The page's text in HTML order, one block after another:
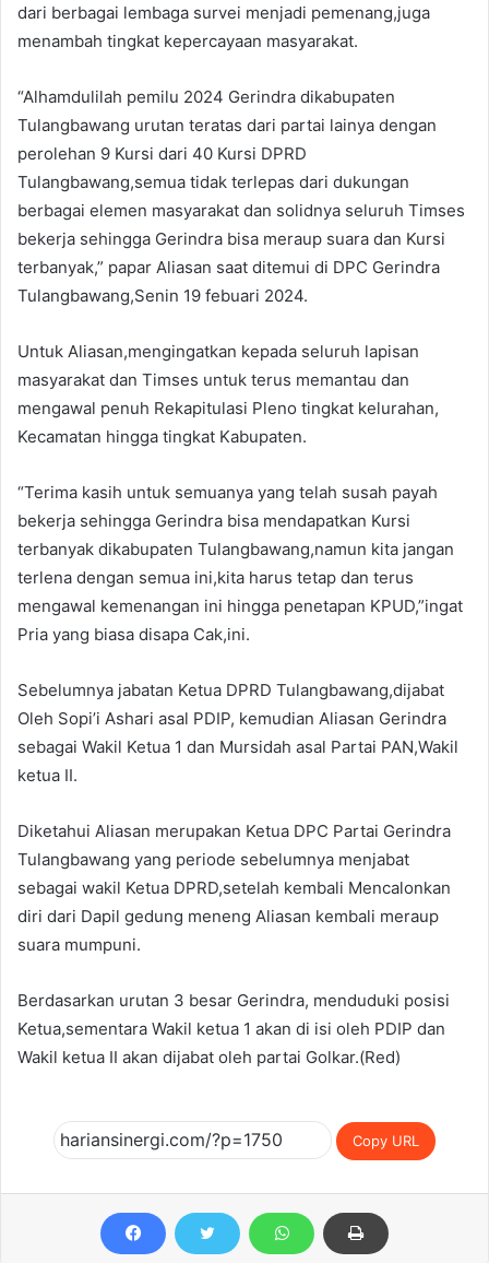
dari berbagai lembaga survei menjadi pemenang,juga
menambah tingkat kepercayaan masyarakat.
“Alhamdulilah pemilu 2024 Gerindra dikabupaten
Tulangbawang urutan teratas dari partai lainya dengan
perolehan 9 Kursi dari 40 Kursi DPRD
Tulangbawang,semua tidak terlepas dari dukungan
berbagai elemen masyarakat dan solidnya seluruh Timses
bekerja sehingga Gerindra bisa meraup suara dan Kursi
terbanyak,” papar Aliasan saat ditemui di DPC Gerindra
Tulangbawang,Senin 19 febuari 2024.
Untuk Aliasan,mengingatkan kepada seluruh lapisan
masyarakat dan Timses untuk terus memantau dan
mengawal penuh Rekapitulasi Pleno tingkat kelurahan,
Kecamatan hingga tingkat Kabupaten.
“Terima kasih untuk semuanya yang telah susah payah
bekerja sehingga Gerindra bisa mendapatkan Kursi
terbanyak dikabupaten Tulangbawang,namun kita jangan
terlena dengan semua ini,kita harus tetap dan terus
mengawal kemenangan ini hingga penetapan KPUD,”ingat
Pria yang biasa disapa Cak,ini.
Sebelumnya jabatan Ketua DPRD Tulangbawang,dijabat
Oleh Sopi’i Ashari asal PDIP, kemudian Aliasan Gerindra
sebagai Wakil Ketua 1 dan Mursidah asal Partai PAN,Wakil
ketua II.
Diketahui Aliasan merupakan Ketua DPC Partai Gerindra
Tulangbawang yang periode sebelumnya menjabat
sebagai wakil Ketua DPRD,setelah kembali Mencalonkan
diri dari Dapil gedung meneng Aliasan kembali meraup
suara mumpuni.
Berdasarkan urutan 3 besar Gerindra, menduduki posisi
Ketua,sementara Wakil ketua 1 akan di isi oleh PDIP dan
Wakil ketua II akan dijabat oleh partai Golkar.(Red)
Copy URL